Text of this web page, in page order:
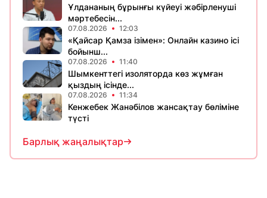
Ұлдананың бұрынғы күйеуі жәбірленуші
мәртебесін...
07.08.2026 12:03
«Қайсар Қамза ізімен»: Онлайн казино ісі
бойынш...
07.08.2026 11:40
Шымкенттегі изоляторда көз жұмған
қыздың ісінде...
07.08.2026 11:34
Кенжебек Жанәбілов жансақтау бөліміне
түсті
Барлық жаңалықтар